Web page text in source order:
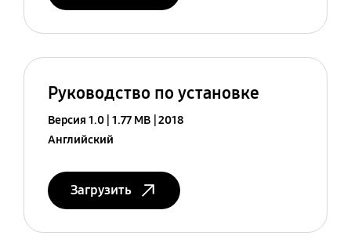
Руководство по установке
Версия 1.0 1.77 MB 2018
Английский
Загрузить